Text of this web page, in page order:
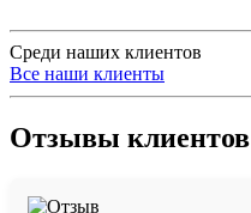
Среди наших клиентов
Все наши клиенты
Отзывы клиентов